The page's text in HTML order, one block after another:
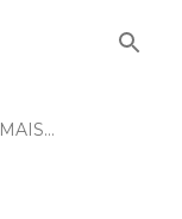
MAIS…